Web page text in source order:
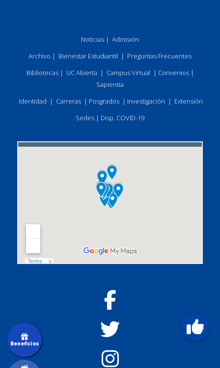
Noticias | Admisión
Archivo | Bienestar Estudiantil | Preguntas Frecuentes
Bibliotecas| UC Abierta | Campus Virtual | Convenios|
Sapientia
Identidad | Carreras | Posgrados | Investigación | Extensión
Sedes | Disp. COVID-19
Beneficios